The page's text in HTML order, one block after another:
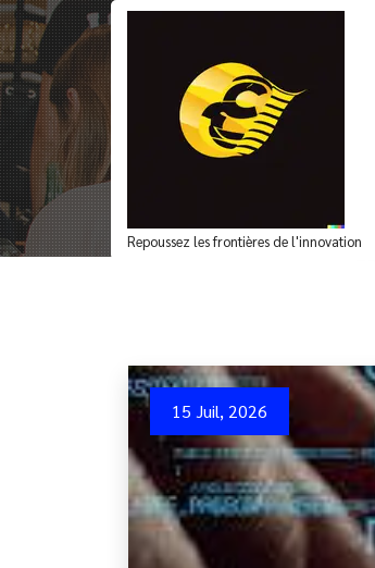
Aller
au
contenu
Repoussez les frontières de l'innovation
15 Juil, 2026